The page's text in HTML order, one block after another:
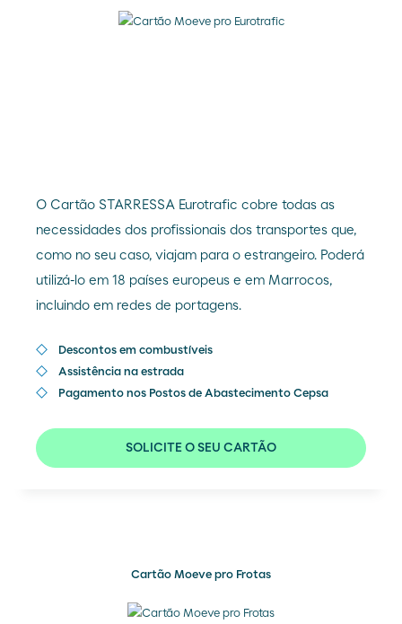
O Cartão STARRESSA Eurotrafic cobre todas as
necessidades dos profissionais dos transportes que,
como no seu caso, viajam para o estrangeiro. Poderá
utilizá-lo em 18 países europeus e em Marrocos,
incluindo em redes de portagens.
Descontos em combustíveis
Assistência na estrada
Pagamento nos Postos de Abastecimento Cepsa
SOLICITE O SEU CARTÃO
Cartão Moeve pro Frotas